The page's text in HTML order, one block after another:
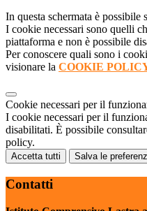
In questa schermata è
I cookie necessari sono quelli
piattaforma e non è possibile
Per conoscere quali sono i
visionare la COOKIE
Cookie necessari per il
I cookie necessari per il
disabilitati. È possibile
policy.
Accetta tutti Salva le
Contatti